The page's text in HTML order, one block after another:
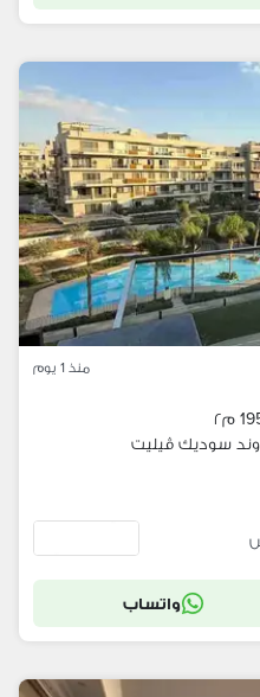
منذ 1 يوم
م٢
سوديك ڤيليت
واتساب